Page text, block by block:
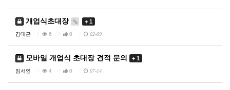
개업식초대장 + 1
김대근 6 0 02-09
모바일 개업식 초대장 견적 문의 + 1
임서연 4 0 07-14